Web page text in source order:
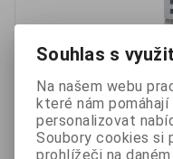
Každý větší
bezpečnostních
Souhlas s
Na našem webu
které nám
personalizovat
Soubory cookies si
prohlížeči na